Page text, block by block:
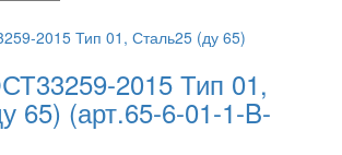
2015 Тип 01,
65) (арт.65-6-01-1-B-